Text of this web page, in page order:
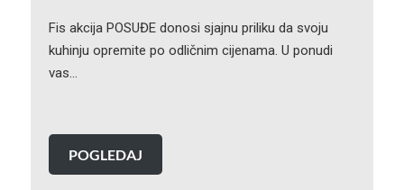
Fis akcija POSUĐE donosi sjajnu priliku da svoju
kuhinju opremite po odličnim cijenama. U ponudi
vas…
POGLEDAJ